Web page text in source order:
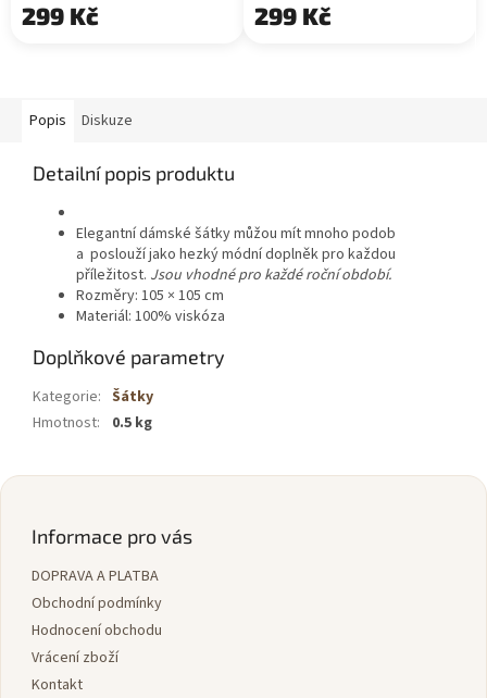
299 Kč 299 Kč
Popis Diskuze
Detailní popis produktu
Elegantní dámské šátky můžou mít mnoho podob
a poslouží jako hezký módní doplněk pro každou
příležitost. Jsou vhodné pro každé roční období.
Rozměry: 105 × 105 cm
Materiál: 100% viskóza
Doplňkové parametry
Kategorie: Šátky
Hmotnost: 0.5 kg
Z
Informace pro vás
DOPRAVA A PLATBA
Obchodní podmínky
Hodnocení obchodu
Vrácení zboží
Kontakt